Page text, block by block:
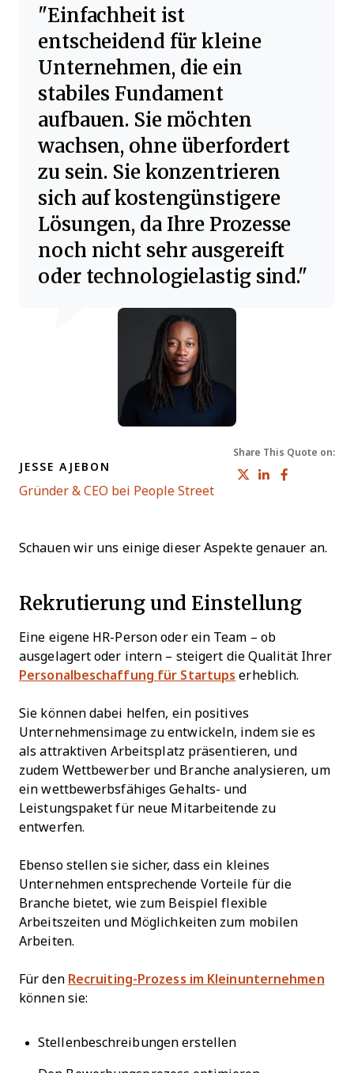
Einfachheit ist
entscheidend für kleine
Unternehmen, die ein
stabiles Fundament
aufbauen. Sie möchten
wachsen, ohne überfordert
zu sein. Sie konzentrieren
sich auf kostengünstigere
Lösungen, da Ihre Prozesse
noch nicht sehr ausgereift
oder technologielastig sind.
Share This Quote on:
Share on
Share
JESSE AJEBON
Gründer & CEO bei People StreetOpens new window
Schauen wir uns einige dieser Aspekte genauer an.
Rekrutierung und Einstellung
Eine eigene HR-Person oder ein Team – ob
ausgelagert oder intern – steigert die Qualität Ihrer
Personalbeschaffung für Startups erheblich.
Sie können dabei helfen, ein positives
Unternehmensimage zu entwickeln, indem sie es
als attraktiven Arbeitsplatz präsentieren, und
zudem Wettbewerber und Branche analysieren, um
ein wettbewerbsfähiges Gehalts- und
Leistungspaket für neue Mitarbeitende zu
entwerfen.
Ebenso stellen sie sicher, dass ein kleines
Unternehmen entsprechende Vorteile für die
Branche bietet, wie zum Beispiel flexible
Arbeitszeiten und Möglichkeiten zum mobilen
Arbeiten.
Für den Recruiting-Prozess im Kleinunternehmen
können sie:
Stellenbeschreibungen erstellen